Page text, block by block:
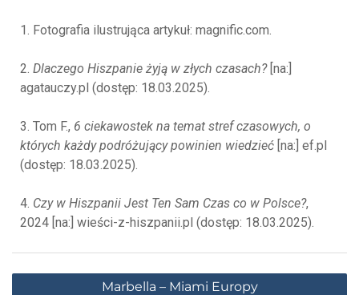
1. Fotografia ilustrująca artykuł: magnific.com.
2. Dlaczego Hiszpanie żyją w złych czasach?[na:]
agatauczy.pl (dostęp: 18.03.2025).
3. Tom F., 6 ciekawostek na temat stref czasowych, o
których każdy podróżujący powinien wiedzieć [na:] ef.pl
(dostęp: 18.03.2025).
4. Czy w Hiszpanii Jest Ten Sam Czas co w Polsce?,
2024 [na:] wieści-z-hiszpanii.pl (dostęp: 18.03.2025).
Marbella – Miami Europy